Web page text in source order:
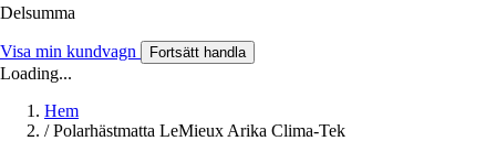
Delsumma
Visa min kundvagn Fortsätt handla
Loading...
Hem
/ Polarhästmatta LeMieux Arika Clima-Tek